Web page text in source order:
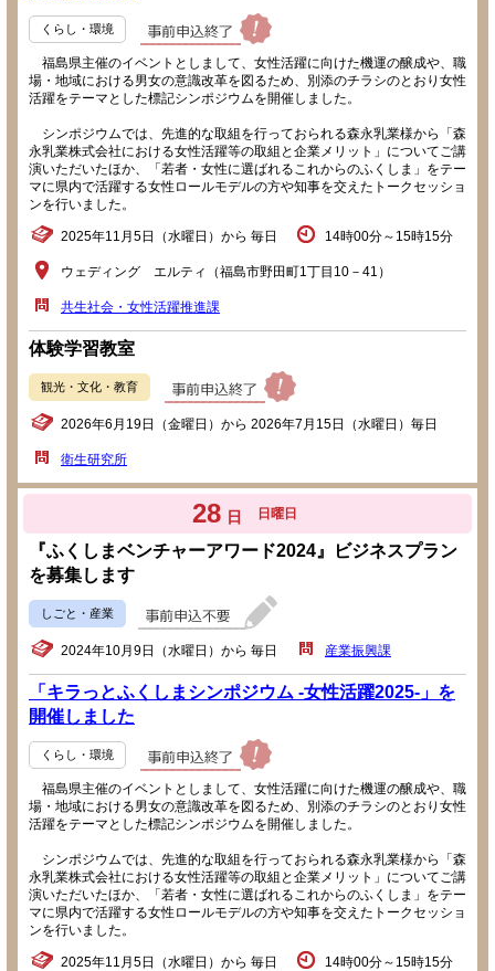
くらし・環境
福島県主催のイベントとしまして、女性活躍に向けた機運の醸成や、職
場・地域における男女の意識改革を図るため、別添のチラシのとおり女性
活躍をテーマとした標記シンポジウムを開催しました。
シンポジウムでは、先進的な取組を行っておられる森永乳業様から「森
永乳業株式会社における女性活躍等の取組と企業メリット」についてご講
演いただいたほか、「若者・女性に選ばれるこれからのふくしま」をテー
マに県内で活躍する女性ロールモデルの方や知事を交えたトークセッショ
ンを行いました。
2025年11月5日（水曜日）から 毎日 14時00分～15時15分
ウェディング エルティ（福島市野田町1丁目10－41）
共生社会・女性活躍推進課
体験学習教室
観光・文化・教育
2026年6月19日（金曜日）から 2026年7月15日（水曜日）毎日
衛生研究所
28 日 日曜日
『ふくしまベンチャーアワード2024』ビジネスプラン
を募集します
しごと・産業
2024年10月9日（水曜日）から 毎日 産業振興課
「キラっとふくしまシンポジウム -女性活躍2025-」を
開催しました
くらし・環境
福島県主催のイベントとしまして、女性活躍に向けた機運の醸成や、職
場・地域における男女の意識改革を図るため、別添のチラシのとおり女性
活躍をテーマとした標記シンポジウムを開催しました。
シンポジウムでは、先進的な取組を行っておられる森永乳業様から「森
永乳業株式会社における女性活躍等の取組と企業メリット」についてご講
演いただいたほか、「若者・女性に選ばれるこれからのふくしま」をテー
マに県内で活躍する女性ロールモデルの方や知事を交えたトークセッショ
ンを行いました。
2025年11月5日（水曜日）から 毎日 14時00分～15時15分